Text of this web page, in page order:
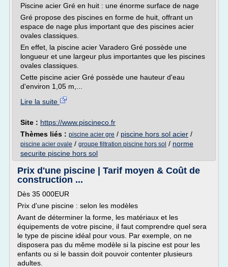
Piscine acier Gré en huit : une énorme surface de nage
Gré propose des piscines en forme de huit, offrant un
espace de nage plus important que des piscines acier
ovales classiques.
En effet, la piscine acier Varadero Gré possède une
longueur et une largeur plus importantes que les piscines
ovales classiques.
Cette piscine acier Gré possède une hauteur d'eau
d'environ 1,05 m,...
Lire la suite
Site : https://www.piscineco.fr
Thèmes liés : piscine acier gre / piscine hors sol acier /
piscine acier ovale / groupe filtration piscine hors sol / norme
securite piscine hors sol
Prix d'une piscine | Tarif moyen & Coût de
construction ...
Dès 35 000EUR
Prix d'une piscine : selon les modèles
Avant de déterminer la forme, les matériaux et les
équipements de votre piscine, il faut comprendre quel sera
le type de piscine idéal pour vous. Par exemple, on ne
disposera pas du même modèle si la piscine est pour les
enfants ou si le bassin doit pouvoir contenter plusieurs
adultes.